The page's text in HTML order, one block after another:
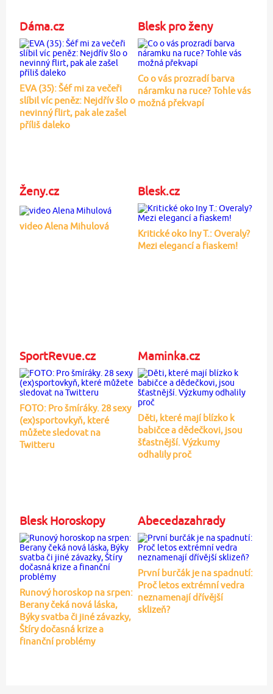
Dáma.cz
EVA (35): Šéf mi za večeři
slíbil víc peněz: Nejdřív šlo o
nevinný flirt, pak ale zašel
příliš daleko
Blesk pro ženy
Co o vás prozradí barva
náramku na ruce? Tohle vás
možná překvapí
Ženy.cz
video Alena Mihulová
Blesk.cz
Kritické oko Iny T.: Overaly?
Mezi elegancí a fiaskem!
SportRevue.cz
FOTO: Pro šmíráky. 28 sexy
(ex)sportovkyň, které
můžete sledovat na
Twitteru
Maminka.cz
Děti, které mají blízko k
babičce a dědečkovi, jsou
šťastnější. Výzkumy
odhalily proč
Blesk Horoskopy
Runový horoskop na srpen:
Berany čeká nová láska,
Býky svatba či jiné závazky,
Štíry dočasná krize a
finanční problémy
Abecedazahrady
První burčák je na spadnutí:
Proč letos extrémní vedra
neznamenají dřívější
sklizeň?